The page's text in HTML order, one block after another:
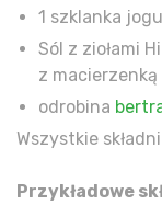
1 szklanka
Sól z ziołami
z
odrobina
Wszystkie
Przykładowe